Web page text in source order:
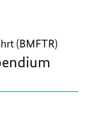
(BMFTR)